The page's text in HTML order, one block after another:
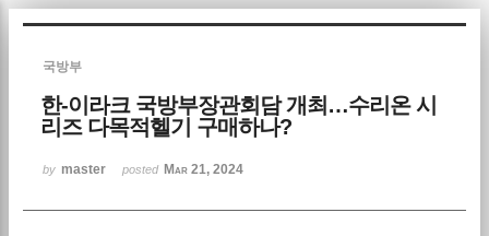
국방부
한-이라크 국방부장관회담 개최…수리온 시
리즈 다목적헬기 구매하나?
by master posted Mar 21, 2024
Sketchbook5, 스케치북5